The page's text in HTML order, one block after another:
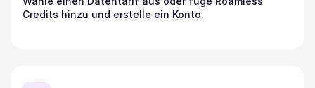
Credits hinzu und erstelle ein Konto.